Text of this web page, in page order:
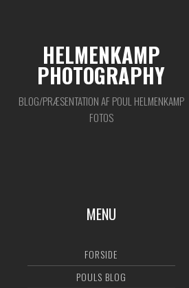
HELMENKAMP
PHOTOGRAPHY
BLOG/PRÆSENTATION AF POUL HELMENKAMP
FOTOS
MENU
FORSIDE
POULS BLOG